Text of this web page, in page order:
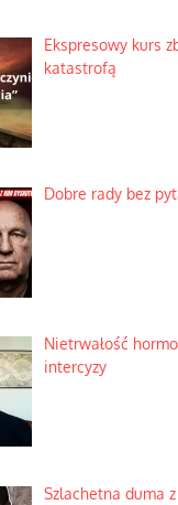
Ekspresowy kurs
katastrofą
Dobre rady bez
Nietrwałość
intercyzy
Szlachetna duma